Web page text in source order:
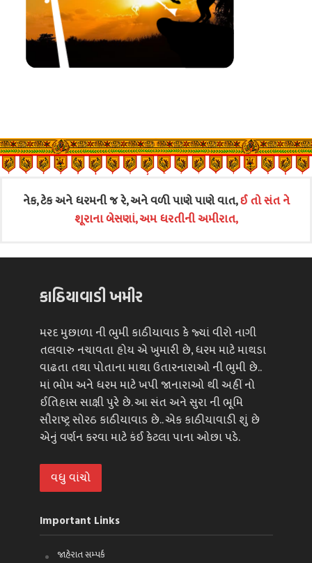
નેક, ટેક અને ધરમની જ રે, અને વળી પાણે પાણે વાત,ઈ તો સંત ને
શૂરાના બેસણાં, અમ ધરતીની અમીરાત,
કાઠિયાવાડી ખમીર
મરદ મુછાળા ની ભુમી કાઠીયાવાડ કે જ્યાં વીરો નાગી
તલવારુ નચાવતા હોય એ ખુમારી છે, ધરમ માટે માથડા
વાઢતા તથા પોતાના માથા ઉતારનારાઓ ની ભુમી છે..
માં ભોમ અને ધરમ માટે ખપી જાનારાઓ થી અહીં નો
ઈતિહાસ સાક્ષી પુરે છે. આ સંત અને સુરા ની ભૂમિ
સૌરાષ્ટ્ર સોરઠ કાઠીયાવાડ છે.. એક કાઠીયાવાડી શું છે
એનું વર્ણન કરવા માટે કંઈ કેટલા પાના ઓછા પડે.
વધુ વાંચો
Important Links
જાહેરાત સમ્પર્ક